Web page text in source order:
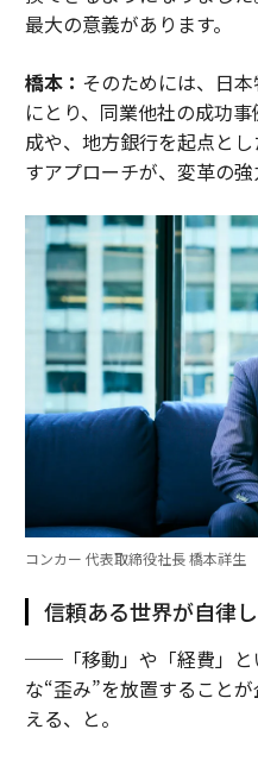
最大の意義があります。
橋本： そのためには、日
にとり、同業他社の成功
成や、地方銀行を起点と
すアプローチが、変革の強
コンカー 代表取締役社長 橋本祥生
信頼ある世界が自律
──「移動」や「経費」と
な“歪み”を放置すること
える、と。